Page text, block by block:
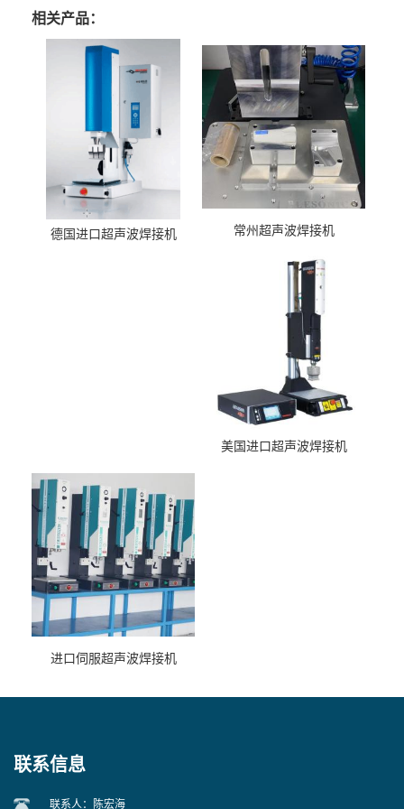
相关产品：
德国进口超声波焊接机 常州超声波焊接机
美国进口超声波焊接机
进口伺服超声波焊接机
联系信息
联系人：陈宏海